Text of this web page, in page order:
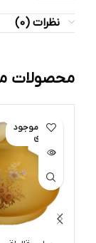
نظرات (0)
محصولات
اتمام موجود
ی